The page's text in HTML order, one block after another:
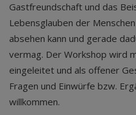
Gastfreundschaft und das
Lebensglauben der
absehen kann und gerade
vermag. Der Workshop wird
eingeleitet und als offener
Fragen und Einwürfe bzw.
willkommen.